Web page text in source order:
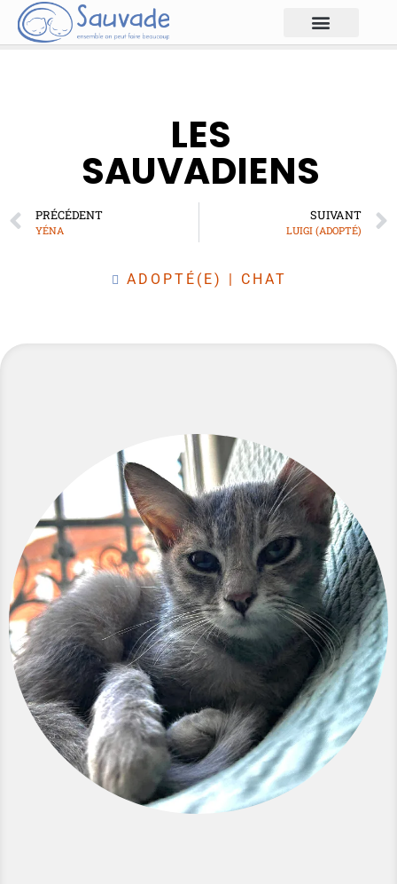
LES
SAUVADIENS
PRÉCÉDENT
YÉNA
SUIVANT
LUIGI (ADOPTÉ)
ADOPTÉ(E) | CHAT